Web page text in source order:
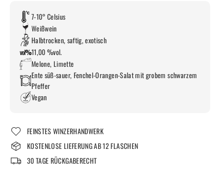
7-10° Celsius
Weißwein
Halbtrocken, saftig, exotisch
11,00 %vol.
Melone, Limette
Ente süß-sauer, Fenchel-Orangen-Salat mit grobem schwarzem
Pfeffer
Vegan
FEINSTES WINZERHANDWERK
KOSTENLOSE LIEFERUNG AB 12 FLASCHEN
30 TAGE RÜCKGABERECHT